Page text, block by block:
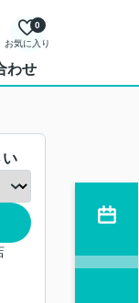
お気に入り
0
わせ
い